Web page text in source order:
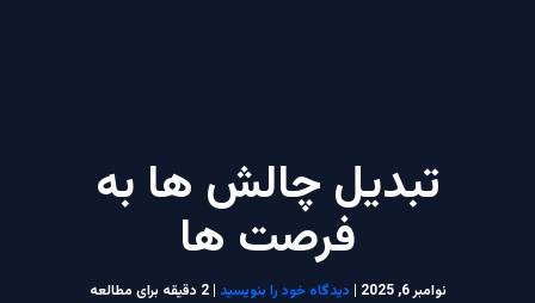
تبدیل چالش ها به
فرصت ها
نوامبر 6, 2025 | دیدگاه‌ خود را بنویسید |2 دقیقه برای مطالعه